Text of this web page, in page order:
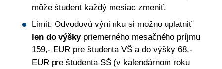
môže študent každý mesiac zmeniť.
Limit: Odvodovú výnimku si možno uplatniť
len do výšky priemerného mesačného príjmu
159,- EUR pre študenta VŠ a do výšky 68,-
EUR pre študenta SŠ (v kalendárnom roku